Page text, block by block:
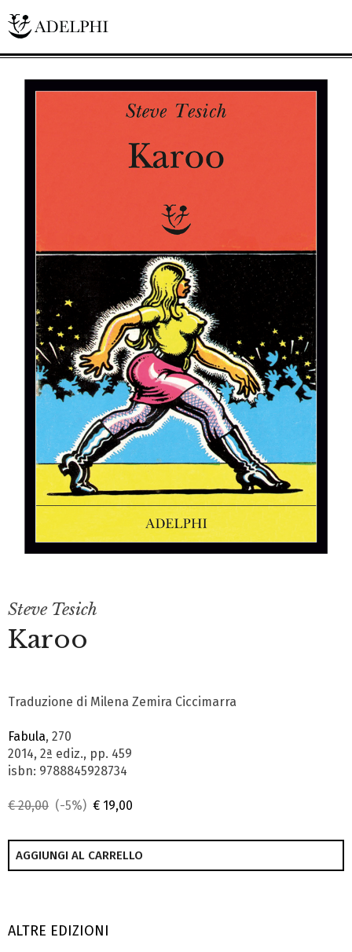
Steve Tesich
Karoo
Traduzione di Milena Zemira Ciccimarra
Fabula, 270
2014, 2ª ediz., pp. 459
isbn: 9788845928734
€ 20,00 (-5%) € 19,00
AGGIUNGI AL CARRELLO
ALTRE EDIZIONI